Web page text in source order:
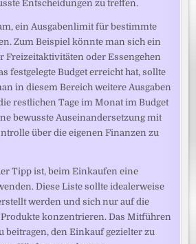
Entscheidungen zu treffen.
ein Ausgabenlimit für bestimmte
Zum Beispiel könnte man sich ein
Freizeitaktivitäten oder Essengehen
festgelegte Budget erreicht hat, sollte
in diesem Bereich weitere Ausgaben
restlichen Tage im Monat im Budget
bewusste Auseinandersetzung mit
über die eigenen Finanzen zu
Tipp ist, beim Einkaufen eine
Diese Liste sollte idealerweise
werden und sich nur auf die
konzentrieren. Das Mitführen
beitragen, den Einkauf gezielter zu